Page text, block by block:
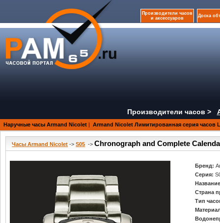
Производители часов
и аксессуаров
Доска
Производители часов >
Наручные часы Armand Nicolet | Armand Nicolet Лимитированная серия часов
Часы Armand Nicolet ->S05 ->Chronograph and Complete
Бренд:
Серия:
Страна
Тип